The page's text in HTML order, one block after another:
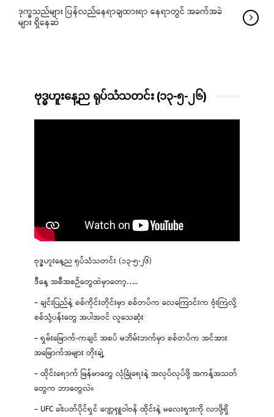
ဒုက္ခသည်များ ပြန်လည်နေရာချထားရာ နေရာတွင် အခက်အခဲ
များ ရှိနေဆဲ
ဗုဒ္ဓဟူးနေ့ည ရုပ်သံသတင်း (၁၃-၅-၂၆)
ဗုဒ္ဓဟူးနေ့ည ရုပ်သံသတင်း (၁၃-၅-၂၆)
ဒီနေ့ အစီအစဉ်တွေထဲမှာတော့…..
– ချင်းပြည်နဲ့ စစ်ကိုင်းတိုင်းမှာ စစ်တပ်က လေကြောင်းက ဗုံးကြဲလို့
စစ်သုံ့ပန်းတွေ အပါအဝင် လူသေဆုံး
– ရှမ်းမြောက်-ကချင် အစပ် မဘိမ်းဘက်မှာ စစ်တပ်က အင်အား
အမြောက်အများ တိုးချဲ့
– ထိုင်းရောက် မြန်မာတွေ လုံခြုံရေးနဲ့ အလုပ်လုပ်ဖို့ အကန့်အသတ်
တွေက ဘာတွေလဲ။
– UFC ခါးပတ်ပိုင်ရှင် ဂျော့ရှူဝါဗန် ထိုင်းနဲ့ မလေးရှားကို လာဖို့ရှိ